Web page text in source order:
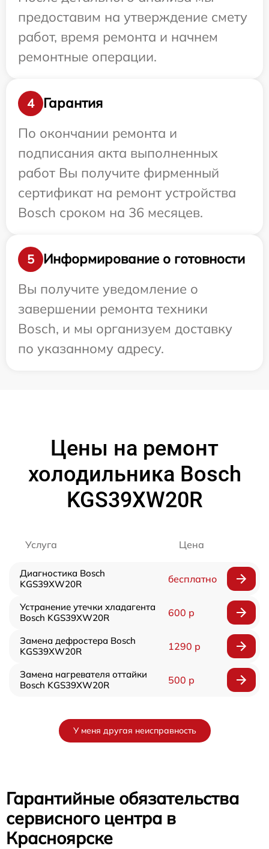
предоставим на утверждение смету
работ, время ремонта и начнем
ремонтные операции.
4
Гарантия
По окончании ремонта и
подписания акта выполненных
работ Вы получите фирменный
сертификат на ремонт устройства
Bosch сроком на 36 месяцев.
5
Информирование о готовности
Вы получите уведомление о
завершении ремонта техники
Bosch, и мы организуем доставку
по указанному адресу.
Цены на ремонт
холодильника Bosch
KGS39XW20R
Услуга Цена
Диагностика Bosch
KGS39XW20R
бесплатно
Устранение утечки хладагента
Bosch KGS39XW20R
600 р
Замена дефростера Bosch
KGS39XW20R
1290 р
Замена нагревателя оттайки
Bosch KGS39XW20R
500 р
У меня другая неисправность
Гарантийные обязательства
сервисного центра в
Красноярске